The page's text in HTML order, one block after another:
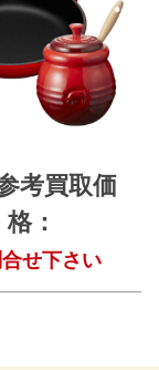
考買取価
格：
せ下さい